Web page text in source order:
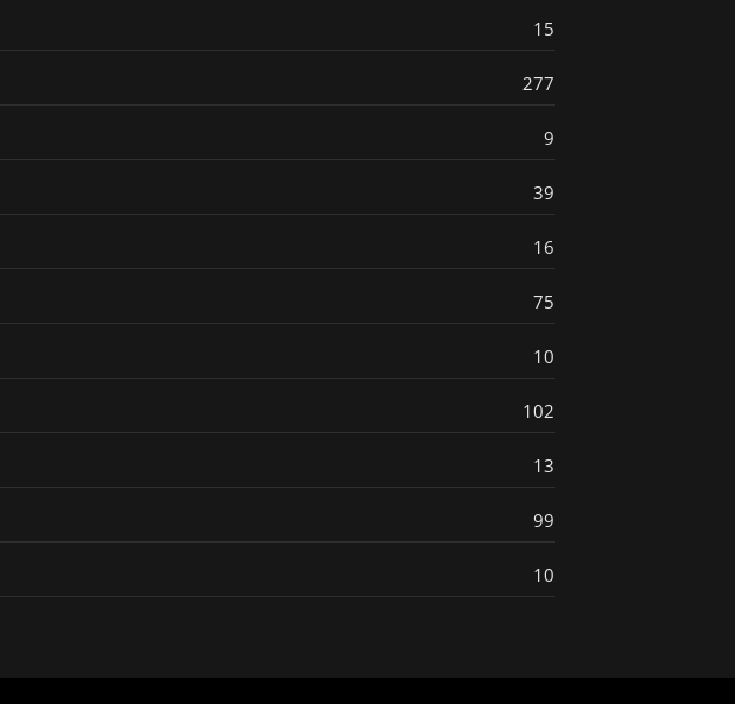
15
277
9
39
16
75
10
102
13
99
10